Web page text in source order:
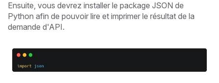
Ensuite, vous devrez installer le package JSON de
Python afin de pouvoir lire et imprimer le résultat de la
demande d'API.